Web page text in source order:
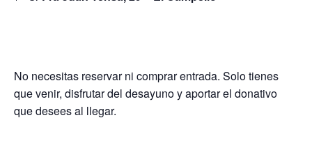
No necesitas reservar ni comprar entrada. Solo tienes
que venir, disfrutar del desayuno y aportar el donativo
que desees al llegar.